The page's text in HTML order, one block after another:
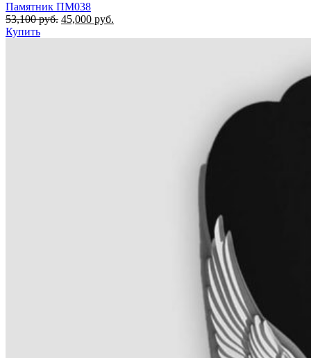
Памятник ПМ038
53,100руб. 45,000 руб.
Купить